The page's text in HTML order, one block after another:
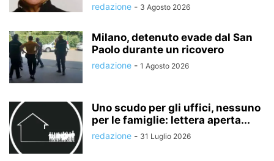
redazione - 3 Agosto 2026
Milano, detenuto evade dal San
Paolo durante un ricovero
redazione - 1 Agosto 2026
Uno scudo per gli uffici, nessuno
per le famiglie: lettera aperta...
redazione - 31 Luglio 2026